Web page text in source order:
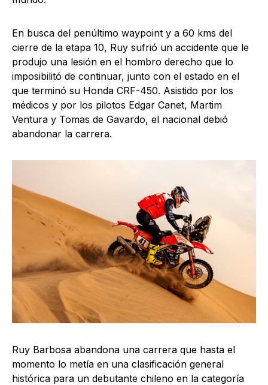
En busca del penúltimo waypoint y a 60 kms del
cierre de la etapa 10, Ruy sufrió un accidente que le
produjo una lesión en el hombro derecho que lo
imposibilitó de continuar, junto con el estado en el
que terminó su Honda CRF-450. Asistido por los
médicos y por los pilotos Edgar Canet, Martim
Ventura y Tomas de Gavardo, el nacional debió
abandonar la carrera.
Ruy Barbosa abandona una carrera que hasta el
momento lo metía en una clasificación general
histórica para un debutante chileno en la categoría